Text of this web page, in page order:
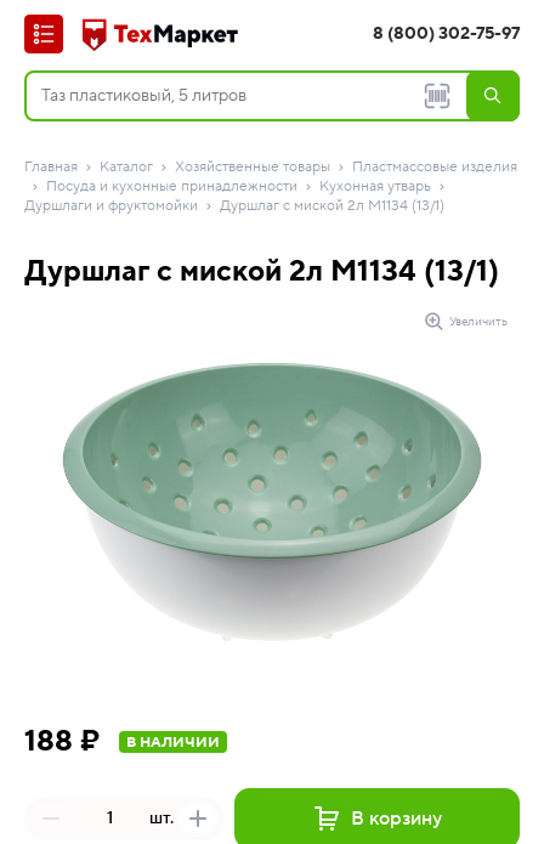
8 (800) 302-75-97
Главная Каталог Хозяйственные товары
Пластмассовые изделия
Посуда и кухонные принадлежности
Кухонная утварь
Дуршлаги и фруктомойки
Дуршлаг с миской 2л М1134 (13/1)
Дуршлаг с миской 2л М1134 (13/1)
Увеличить
188 ₽ В НАЛИЧИИ
шт. В корзину